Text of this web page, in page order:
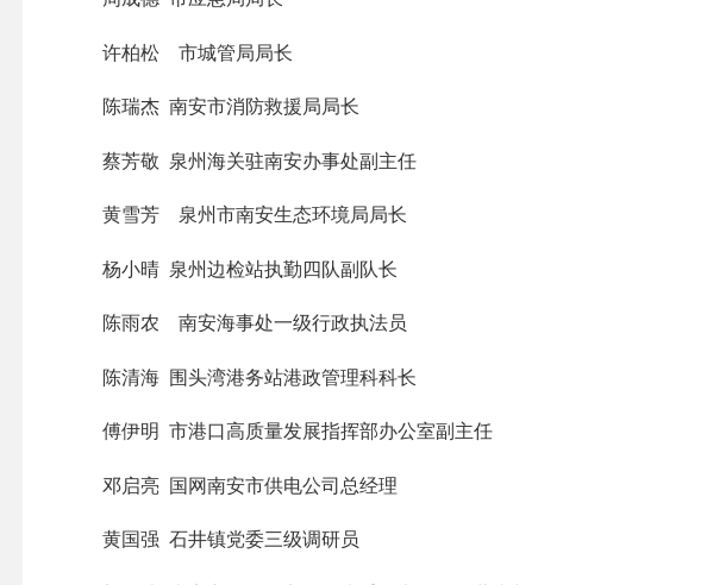
许柏松 市城管局局长
陈瑞杰 南安市消防救援局局长
蔡芳敬 泉州海关驻南安办事处副主任
黄雪芳 泉州市南安生态环境局局长
杨小晴 泉州边检站执勤四队副队长
陈雨农 南安海事处一级行政执法员
陈清海 围头湾港务站港政管理科科长
傅伊明 市港口高质量发展指挥部办公室副主任
邓启亮 国网南安市供电公司总经理
黄国强 石井镇党委三级调研员